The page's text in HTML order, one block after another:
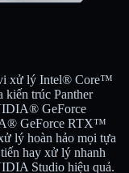
vi xử lý Intel® Core™
kiến trúc Panther
GeForce
GeForce RTX™
lý hoàn hảo mọi tựa
hay xử lý nhanh
Studio hiệu quả.